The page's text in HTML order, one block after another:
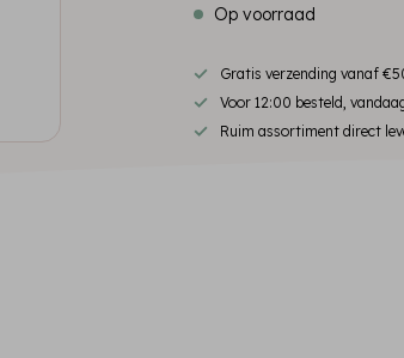
Op voorraad
Gratis verzending vanaf
Voor 12:00 besteld,
Ruim assortiment direct